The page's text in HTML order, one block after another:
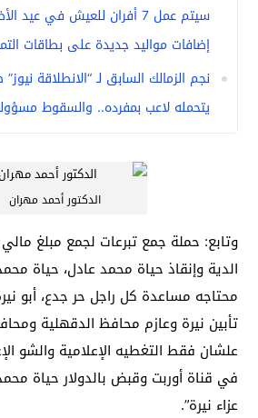
سيتم عمل 7 أفران للعيش في
إضافات مواليد جديدة على بطاقات
نجم الزمالك السابق لـ “الانطلاقة نيوز”
يتحمله لاعب بمفرده.. والسقوط
الدكتور أحمد مهران
الدية وإنقاذ حياة محمد عادل، حياة
محتاجه مساعدة كل راجل حر جدع، أبو
تأبين نيرة وعازم محافظ الدقهلية
علشان فقط التغطيه الإعلامية والشو
في قناة أوربت وقبض بالدولار حياة
عزاء نيرة”.